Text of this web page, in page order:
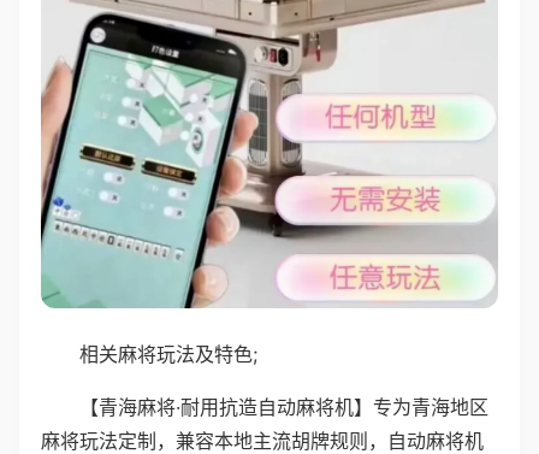
相关麻将玩法及特色;
【青海麻将·耐用抗造自动麻将机】专为青海地区
麻将玩法定制，兼容本地主流胡牌规则，自动麻将机